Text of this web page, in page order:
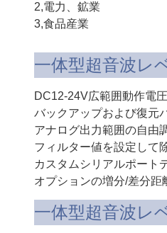
2,電力、鉱業
3,食品産業
一体型超音波レ
DC12-24V広範囲動作電圧
バックアップおよび復元
アナログ出力範囲の自由
フィルター値を設定して
カスタムシリアルポート
オプションの増分/差分
一体型超音波レ